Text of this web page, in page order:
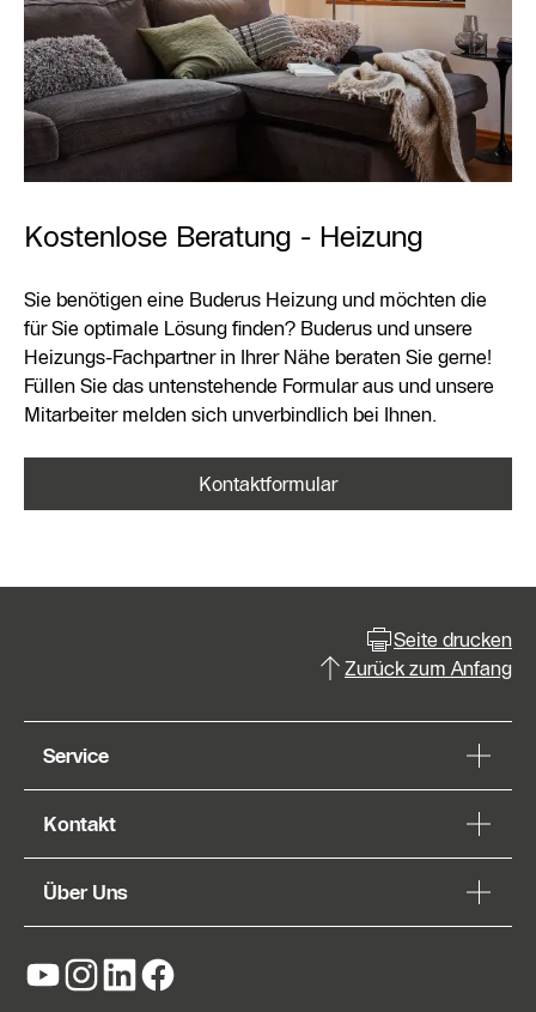
Kostenlose Beratung - Heizung
Sie benötigen eine Buderus Heizung und möchten die
für Sie optimale Lösung finden? Buderus und unsere
Heizungs-Fachpartner in Ihrer Nähe beraten Sie gerne!
Füllen Sie das untenstehende Formular aus und unsere
Mitarbeiter melden sich unverbindlich bei Ihnen.
Kontaktformular
Seite drucken
Zurück zum Anfang
Service
Kontakt
Über Uns